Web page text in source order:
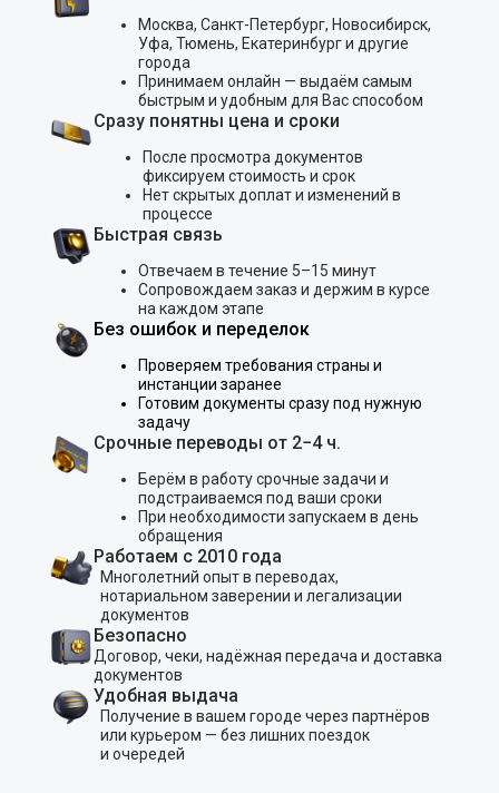
Москва, Санкт-Петербург, Новосибирск,
Уфа, Тюмень, Екатеринбург и другие
города
Принимаем онлайн — выдаём самым
быстрым и удобным для Вас способом
Сразу понятны цена и сроки
После просмотра документов
фиксируем стоимость и срок
Нет скрытых доплат и изменений в
процессе
Быстрая связь
Отвечаем в течение 5–15 минут
Сопровождаем заказ и держим в курсе
на каждом этапе
Без ошибок и переделок
Проверяем требования страны и
инстанции заранее
Готовим документы сразу под нужную
задачу
Срочные переводы от 2−4 ч.
Берём в работу срочные задачи и
подстраиваемся под ваши сроки
При необходимости запускаем в день
обращения
Работаем с 2010 года
Многолетний опыт в переводах,
нотариальном заверении и легализации
документов
Безопасно
Договор, чеки, надёжная передача и доставка
документов
Удобная выдача
Получение в вашем городе через партнёров
или курьером — без лишних поездок
и очередей